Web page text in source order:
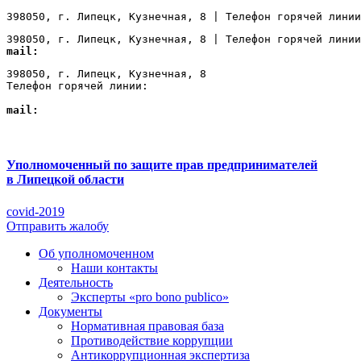
398050, г. Липецк, Кузнечная, 8 | Телефон горячей
398050, г. Липецк, Кузнечная, 8 | Телефон горячей
mail:
398050, г. Липецк, Кузнечная, 8
Телефон горячей линии:
mail:
Уполномоченный по защите прав предпринимателей
в Липецкой области
covid-2019
Отправить жалобу
Об уполномоченном
Наши контакты
Деятельность
Эксперты «pro bono publico»
Документы
Нормативная правовая база
Противодействие коррупции
Антикоррупционная экспертиза